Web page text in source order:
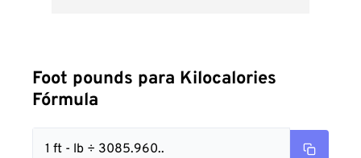
Foot pounds para Kilocalories
Fórmula
1 ft - lb ÷ 3085.960..